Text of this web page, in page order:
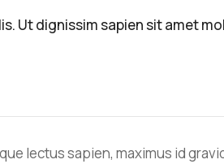
Ut dignissim sapien sit amet
lectus sapien, maximus id